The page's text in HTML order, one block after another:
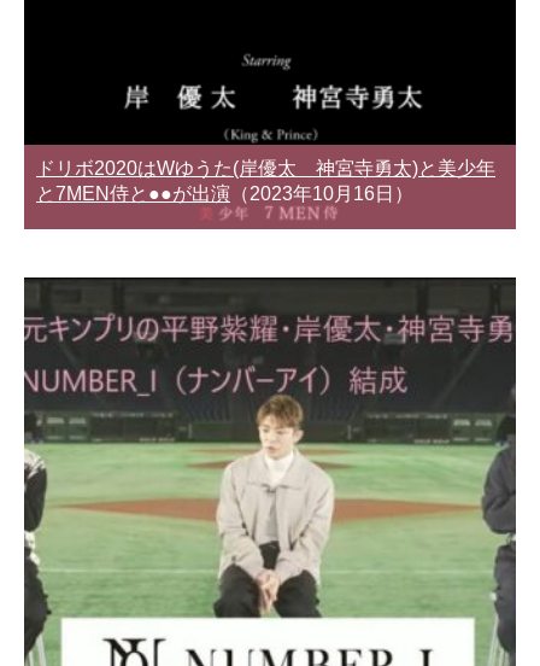
ドリボ2020はWゆうた(岸優太 神宮寺勇太)と美少年
と7MEN侍と●●が出演 （2023年10月16日）